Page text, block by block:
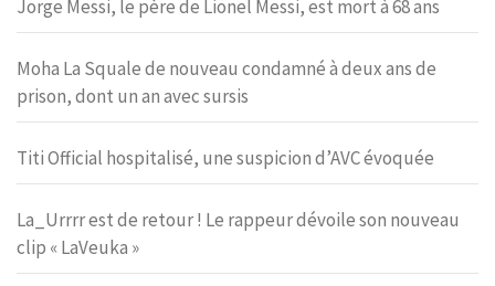
Jorge Messi, le père de Lionel Messi, est mort à 68 ans
Moha La Squale de nouveau condamné à deux ans de
prison, dont un an avec sursis
Titi Official hospitalisé, une suspicion d’AVC évoquée
La_Urrrr est de retour ! Le rappeur dévoile son nouveau
clip « LaVeuka »